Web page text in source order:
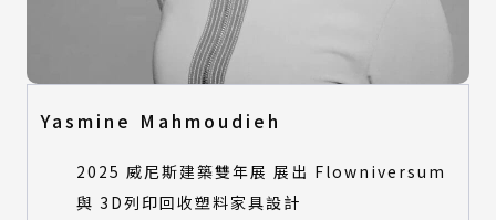
Yasmine Mahmoudieh
2025 威尼斯建築雙年展 展出 Flowniversum
與 3D列印回收塑料家具設計